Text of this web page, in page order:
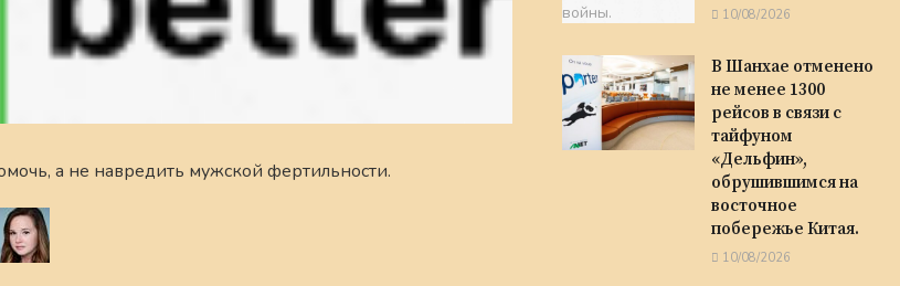
а не навредить мужской фертильности.
10/08/2026
В Шанхае отменено
не менее 1300
рейсов в связи с
тайфуном
«Дельфин»,
обрушившимся на
восточное
побережье Китая.
10/08/2026